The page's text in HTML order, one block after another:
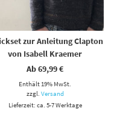
zur Anleitung Clapton
von Isabell Kraemer
Ab69,99€
Enthält 19% MwSt.
zzgl. Versand
Lieferzeit: ca. 5-7 Werktage